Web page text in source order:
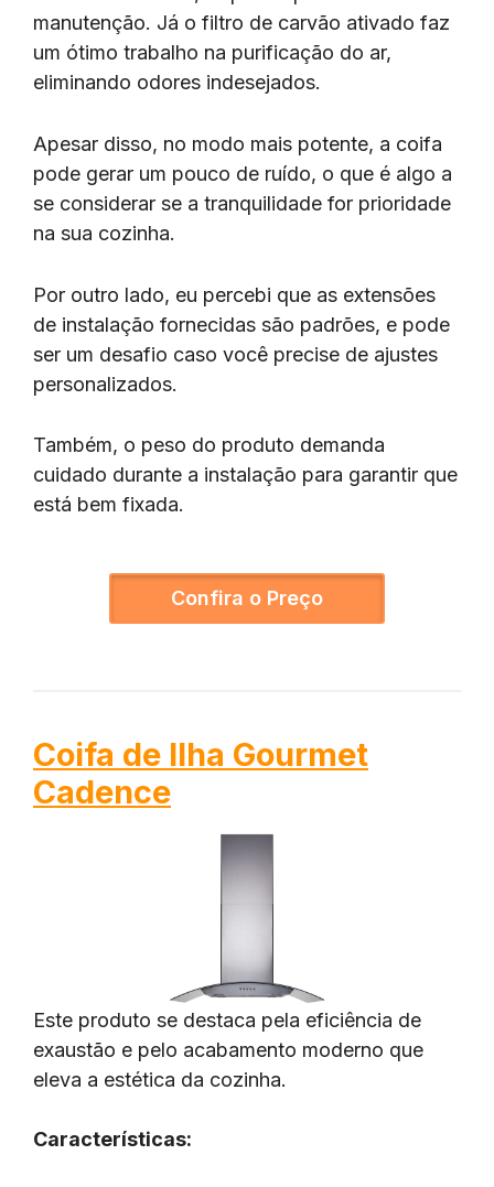
manutenção. Já o filtro de carvão ativado faz
um ótimo trabalho na purificação do ar,
eliminando odores indesejados.
Apesar disso, no modo mais potente, a coifa
pode gerar um pouco de ruído, o que é algo a
se considerar se a tranquilidade for prioridade
na sua cozinha.
Por outro lado, eu percebi que as extensões
de instalação fornecidas são padrões, e pode
ser um desafio caso você precise de ajustes
personalizados.
Também, o peso do produto demanda
cuidado durante a instalação para garantir que
está bem fixada.
Confira o Preço
Coifa de Ilha Gourmet
Cadence
Este produto se destaca pela eficiência de
exaustão e pelo acabamento moderno que
eleva a estética da cozinha.
Características: